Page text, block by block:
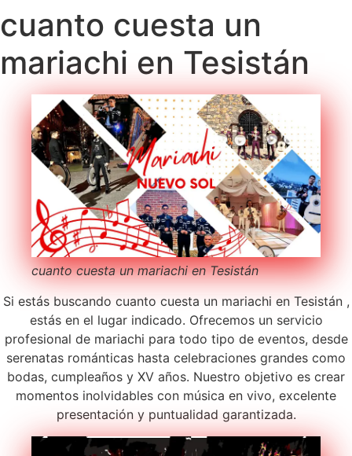
cuanto cuesta un
mariachi en Tesistán
cuanto cuesta un mariachi en Tesistán
Si estás buscando cuanto cuesta un mariachi en Tesistán ,
estás en el lugar indicado. Ofrecemos un servicio
profesional de mariachi para todo tipo de eventos, desde
serenatas románticas hasta celebraciones grandes como
bodas, cumpleaños y XV años. Nuestro objetivo es crear
momentos inolvidables con música en vivo, excelente
presentación y puntualidad garantizada.